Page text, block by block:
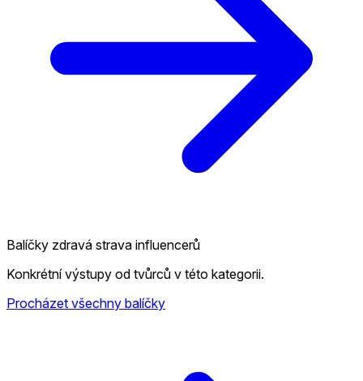
Balíčky zdravá strava influencerů
Konkrétní výstupy od tvůrců v této kategorii.
Procházet všechny balíčky